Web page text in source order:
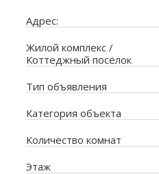
Адрес:
Жилой комплекс /
Коттеджный посёлок
Тип объявления
Категория объекта
Количество комнат
Этаж